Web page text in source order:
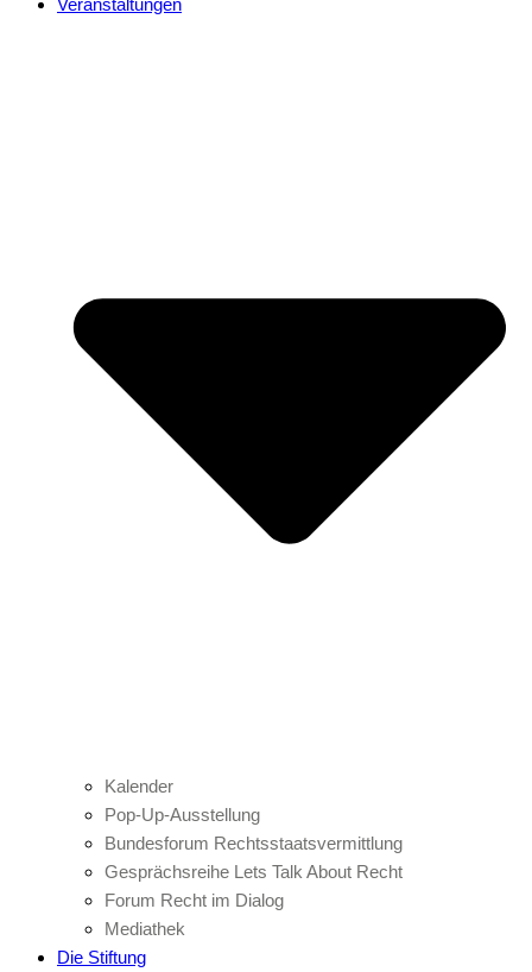
Veranstaltungen
Kalender
Pop-Up-Ausstellung
Bundesforum Rechtsstaatsvermittlung
Gesprächsreihe Lets Talk About Recht
Forum Recht im Dialog
Mediathek
Die Stiftung